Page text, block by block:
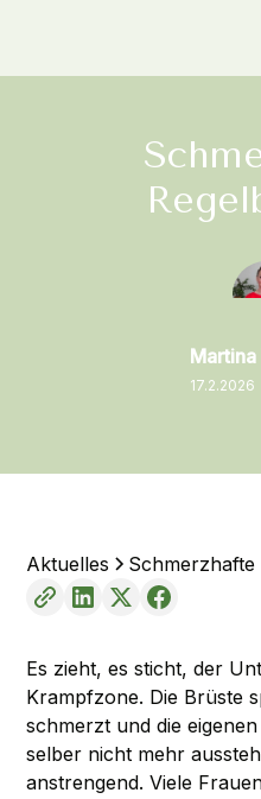
Martina
17.2.2026
Aktuelles
Es zieht, es sticht, der
Krampfzone. Die Brüste
schmerzt und die
selber nicht mehr
anstrengend. Viele